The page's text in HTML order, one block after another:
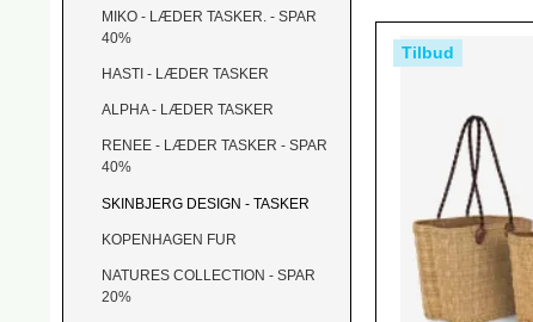
MIKO - LÆDER TASKER. - SPAR
40%
HASTI - LÆDER TASKER
ALPHA - LÆDER TASKER
RENEE - LÆDER TASKER - SPAR
40%
SKINBJERG DESIGN - TASKER
KOPENHAGEN FUR
NATURES COLLECTION - SPAR
20%
Tilbud